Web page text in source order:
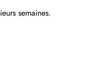
semaines.